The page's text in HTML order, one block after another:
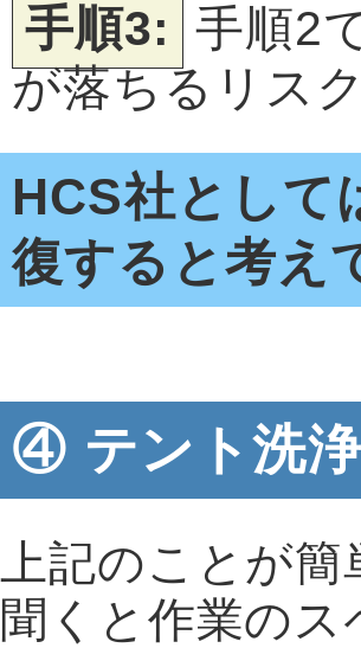
手順3: 手順2
が落ちるリス
HCS社として
復すると考え
④ テント洗
上記のことが
聞くと作業の